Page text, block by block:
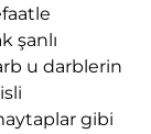
şanlı
u darblerin
gibi